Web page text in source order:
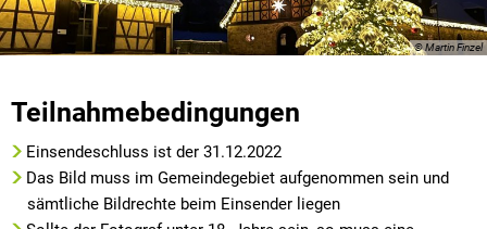
© Martin Finzel
Teilnahmebedingungen
Einsendeschluss ist der 31.12.2022
Das Bild muss im Gemeindegebiet aufgenommen sein und
sämtliche Bildrechte beim Einsender liegen